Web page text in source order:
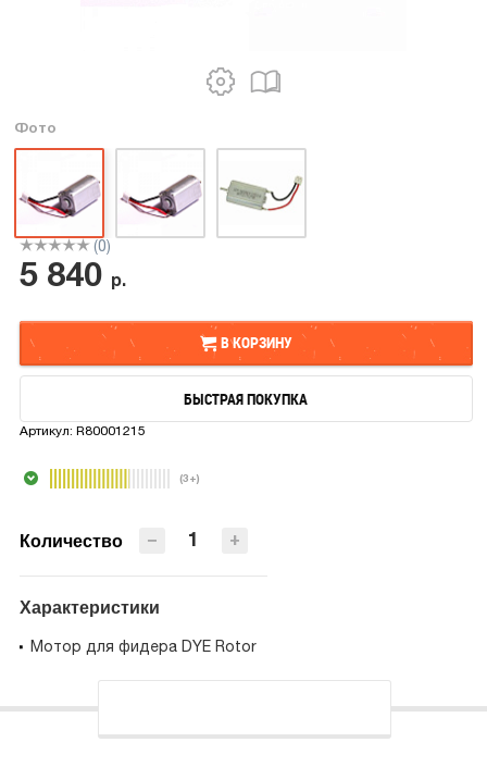
Фото
(0)
5 840 р.
В КОРЗИНУ
В КОРЗИНУ
БЫСТРАЯ ПОКУПКА
Артикул:R80001215
(3+)
Количество +
−
Характеристики
Мотор для фидера DYE Rotor